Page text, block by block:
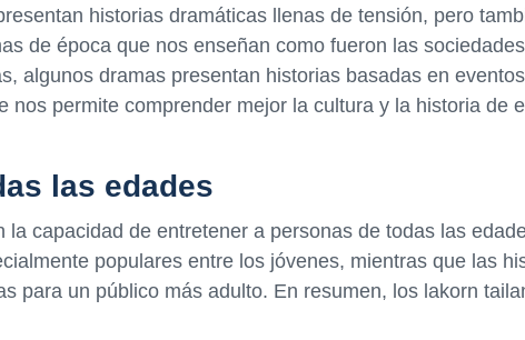
historias dramáticas llenas de tensión, pero
de época que nos enseñan como fueron las sociedades
algunos dramas presentan historias basadas en eventos
nos permite comprender mejor la cultura y la historia de
las edades
la capacidad de entretener a personas de todas las
populares entre los jóvenes, mientras que las
para un público más adulto. En resumen, los lakorn